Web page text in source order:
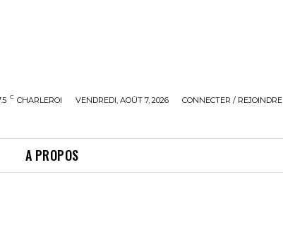
C CHARLEROI VENDREDI, AOÛT 7, 2026 CONNECTER / REJOINDRE
A PROPOS